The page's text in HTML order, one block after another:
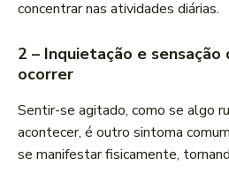
concentrar nas atividades diárias.
2 – Inquietação e
ocorrer
Sentir-se agitado, como se algo
acontecer, é outro sintoma
se manifestar fisicamente,